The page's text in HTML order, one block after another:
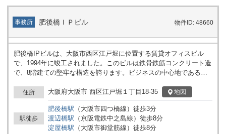
抑制を目的とした分室需要も根強く見られます。大阪市西区エリアは、採用力
やブランド発信力を重視しながらコストを抑えたい企業のオフィス・店舗拠点
として選ばれています。内装工事費を抑えてスピーディーに入居できるセット
しています。
事務所 肥後橋ＩＰビル 物件ID: 48660
肥後橋IPビルは、大阪市西区江戸堀に位置する賃貸オフィスビル
で、1994年に竣工されました。このビルは鉄骨鉄筋コンクリート造
で、8階建ての堅牢な構造を誇ります。ビジネスの中心地であるこ
転を考えている企業に最適な選択肢です。 このビルの大きな特徴
は、140坪の広さを誇る基準階です。フロアプランは家具の配置に
柔軟性を与え、企業のニーズに応じた様々なレイアウトが可能で
す。上階には大きな窓が配置されており、自然光を多く取り入れる
ことができるため、明るく開放感のあるオフィス環境を提供しま
住所 大阪府大阪市 西区江戸堀１丁目18-35 地図
駅徒歩
肥後橋駅 （ 大阪市四つ橋線 ） 徒歩3分
渡辺橋駅 （京阪電鉄中之島線 ） 徒歩8分
淀屋橋駅 （ 大阪市御堂筋線 ） 徒歩8分